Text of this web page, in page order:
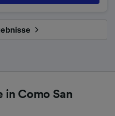
in Como San